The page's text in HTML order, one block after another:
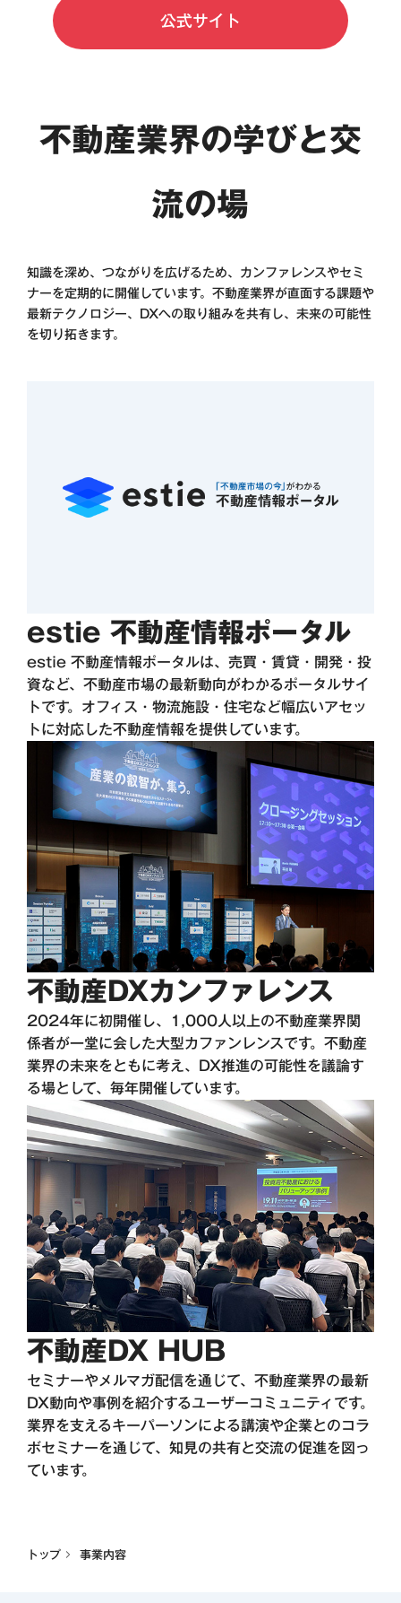
公式サイト
不動産業界の学びと交
流の場
知識を深め、つながりを広げるため、カンファレンスやセミ
ナーを定期的に開催しています。 不動産業界が直面する課題や
最新テクノロジー、DXへの取り組みを共有し、未来の可能性
を切り拓きます。
estie 不動産情報ポータル
estie 不動産情報ポータルは、売買・賃貸・開発・投
資など、不動産市場の最新動向がわかるポータルサイ
トです。オフィス・物流施設・住宅など幅広いアセッ
トに対応した不動産情報を提供しています。
不動産DXカンファレンス
2024年に初開催し、1,000人以上の不動産業界関
係者が一堂に会した大型カファンレンスです。不動産
業界の未来をともに考え、DX推進の可能性を議論す
る場として、毎年開催しています。
不動産DX HUB
セミナーやメルマガ配信を通じて、不動産業界の最新
DX動向や事例を紹介するユーザーコミュニティです。
業界を支えるキーパーソンによる講演や企業とのコラ
ボセミナーを通じて、知見の共有と交流の促進を図っ
ています。
トップ 事業内容